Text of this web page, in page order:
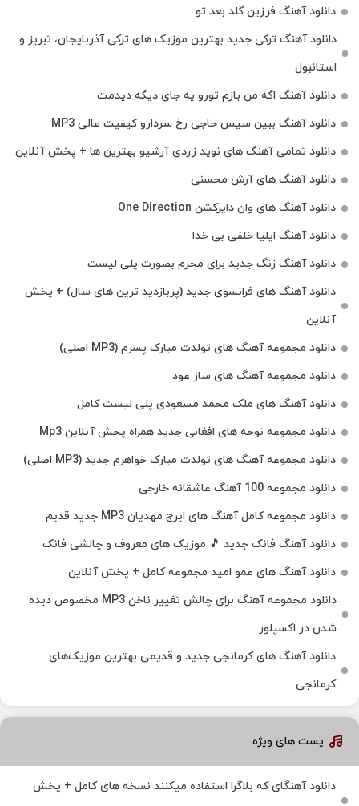
دانلود آهنگ فرزین گلد بعد تو
دانلود آهنگ ترکی جدید بهترین موزیک‌ های ترکی آذربایجان، تبریز و
استانبول
دانلود آهنگ اگه من بازم تورو یه جای دیگه دیدمت
دانلود آهنگ ببین سیس حاجی رخ سردارو کیفیت عالی MP3
دانلود تمامی آهنگ های نوید زردی آرشیو بهترین ها + پخش آنلاین
دانلود آهنگ های آرش محسنی
دانلود آهنگ های وان دایرکشن One Direction
دانلود آهنگ ایلیا خلفی بی خدا
دانلود آهنگ زنگ جدید برای محرم بصورت پلی لیست
دانلود آهنگ های فرانسوی جدید (پربازدید ترین های سال) + پخش
آنلاین
دانلود مجموعه آهنگ های تولدت مبارک پسرم (MP3 اصلی)
دانلود مجموعه آهنگ های ساز عود
دانلود آهنگ های ملک‌ محمد مسعودی پلی لیست کامل
دانلود مجموعه نوحه های افغانی جدید همراه پخش آنلاین Mp3
دانلود مجموعه آهنگ های تولدت مبارک خواهرم جدید (MP3 اصلی)
دانلود مجموعه 100 آهنگ عاشقانه خارجی
دانلود مجموعه کامل آهنگ های ایرج مهدیان MP3 جدید قدیم
دانلود آهنگ فانک جدید 🎵 موزیک‌ های معروف و چالشی فانک
دانلود آهنگ های عمو امید مجموعه کامل + پخش آنلاین
دانلود مجموعه آهنگ برای چالش تغییر ناخن MP3 مخصوص دیده
شدن در اکسپلور
دانلود آهنگ‌ های کرمانجی جدید و قدیمی بهترین موزیک‌های
کرمانجی
پست های ویژه
دانلود آهنگای که بلاگرا استفاده میکنند نسخه های کامل + پخش